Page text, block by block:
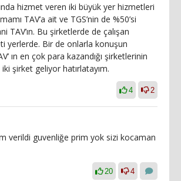
hizmet veren iki büyük yer hizmetleri
TAV’a ait ve TGS’nin de %50’si
TAV’ın. Bu şirketlerde de çalışan
yerlerde. Bir de onlarla konuşun
ın en çok para kazandığı şirketlerinin
iki şirket geliyor hatırlatayım.
4 2
verildi guvenliğe prim yok sizi kocaman
20 4